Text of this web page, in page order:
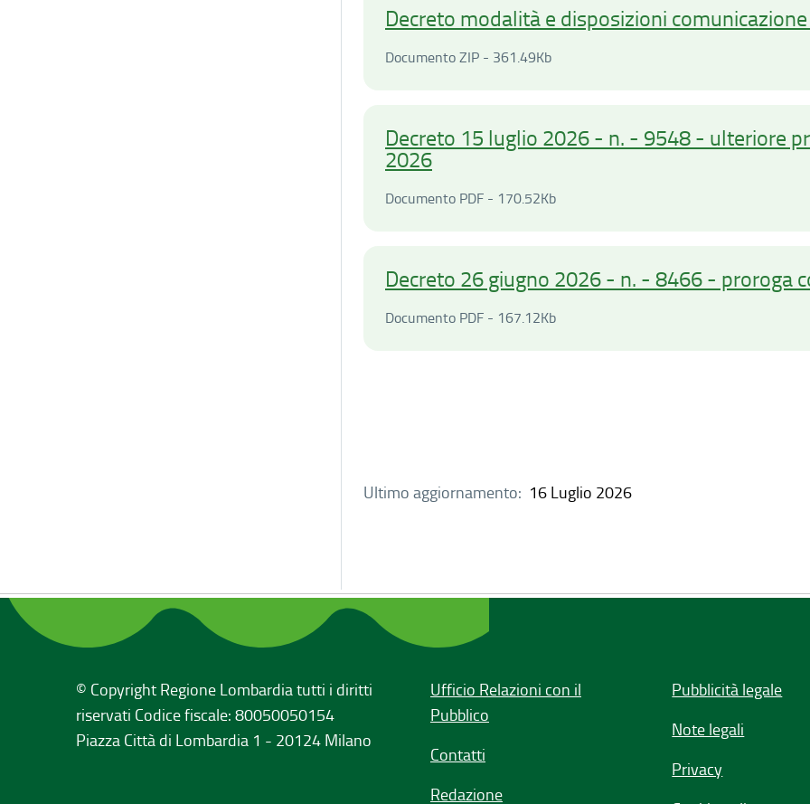
Decreto modalità e disposizioni
Documento ZIP - 361.49KbDocumento ZIP - 361.49Kilobyte
Decreto 15 luglio 2026 - n. - 9548 - ulteriore
2026
Documento PDF - 170.52KbDocumento PDF - 170.52Kilobyte
Decreto 26 giugno 2026 - n. - 8466 - proroga
Documento PDF - 167.12KbDocumento PDF - 167.12Kilobyte
Ultimo aggiornamento: 16 Luglio 2026
© Copyright Regione Lombardia tutti i diritti
riservati Codice fiscale: 80050050154
Piazza Città di Lombardia 1 - 20124 Milano
Ufficio Relazioni con il
Pubblico
Contatti
Redazione
Pubblicità legale
Note legali
Privacy